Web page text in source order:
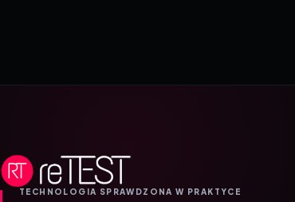
TECHNOLOGIA SPRAWDZONA W PRAKTYCE